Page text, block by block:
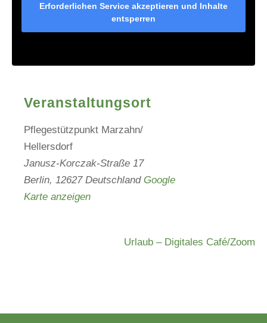
Veranstaltungsort
Pflegestützpunkt Marzahn/
Hellersdorf
Janusz-Korczak-Straße 17
Berlin, 12627 Deutschland Google
Karte anzeigen
Erforderlichen Service akzeptieren und Inhalte
entsperren
Urlaub – Digitales Café/Zoom